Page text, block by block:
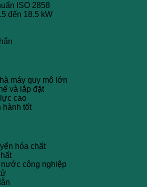
ISO 2858
đến 18.5 kW
máy quy mô lớn
và lắp đặt
cao
hành tốt
hóa chất
công nghiệp